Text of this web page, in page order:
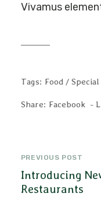
Vivamus
Tags: Food
Share: Facebook
Navigation
de
l’article
PREVIOUS POST
Introducing
Restaurants